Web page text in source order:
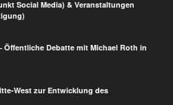
Social Media) & Veranstaltungen
Debatte mit Michael Roth in
West zur Entwicklung des